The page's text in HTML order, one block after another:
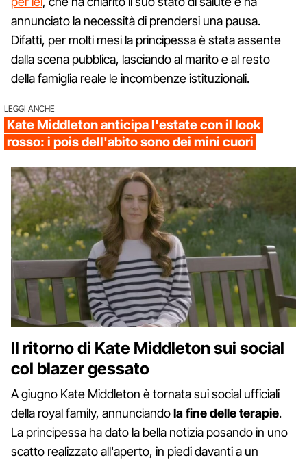
annunciato la necessità di prendersi una pausa.
Difatti, per molti mesi la principessa è stata assente
dalla scena pubblica, lasciando al marito e al resto
della famiglia reale le incombenze istituzionali.
LEGGI ANCHE
Kate Middleton anticipa l'estate con il look
rosso: i pois dell'abito sono dei mini cuori
Il ritorno di Kate Middleton sui social
col blazer gessato
A giugno Kate Middleton è tornata sui social ufficiali
della royal family, annunciandola fine delle terapie.
La principessa ha dato la bella notizia posando in uno
scatto realizzato all'aperto, in piedi davanti a un